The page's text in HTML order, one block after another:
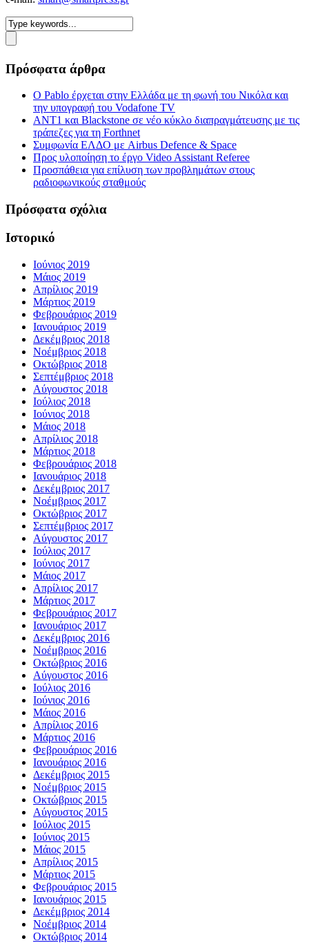
Πρόσφατα άρθρα
Ο Pablo έρχεται στην Ελλάδα με τη φωνή του Νικόλα και
την υπογραφή του Vodafone TV
ΑΝΤ1 και Blackstone σε νέο κύκλο διαπραγμάτευσης με τις
τράπεζες για τη Forthnet
Συμφωνία ΕΛΔΟ με Airbus Defence & Space
Προς υλοποίηση το έργο Video Assistant Referee
Προσπάθεια για επίλυση των προβλημάτων στους
ραδιοφωνικούς σταθμούς
Πρόσφατα σχόλια
Ιστορικό
Ιούνιος 2019
Μάιος 2019
Απρίλιος 2019
Μάρτιος 2019
Φεβρουάριος 2019
Ιανουάριος 2019
Δεκέμβριος 2018
Νοέμβριος 2018
Οκτώβριος 2018
Σεπτέμβριος 2018
Αύγουστος 2018
Ιούλιος 2018
Ιούνιος 2018
Μάιος 2018
Απρίλιος 2018
Μάρτιος 2018
Φεβρουάριος 2018
Ιανουάριος 2018
Δεκέμβριος 2017
Νοέμβριος 2017
Οκτώβριος 2017
Σεπτέμβριος 2017
Αύγουστος 2017
Ιούλιος 2017
Ιούνιος 2017
Μάιος 2017
Απρίλιος 2017
Μάρτιος 2017
Φεβρουάριος 2017
Ιανουάριος 2017
Δεκέμβριος 2016
Νοέμβριος 2016
Οκτώβριος 2016
Αύγουστος 2016
Ιούλιος 2016
Ιούνιος 2016
Μάιος 2016
Απρίλιος 2016
Μάρτιος 2016
Φεβρουάριος 2016
Ιανουάριος 2016
Δεκέμβριος 2015
Νοέμβριος 2015
Οκτώβριος 2015
Αύγουστος 2015
Ιούλιος 2015
Ιούνιος 2015
Μάιος 2015
Απρίλιος 2015
Μάρτιος 2015
Φεβρουάριος 2015
Ιανουάριος 2015
Δεκέμβριος 2014
Νοέμβριος 2014
Οκτώβριος 2014